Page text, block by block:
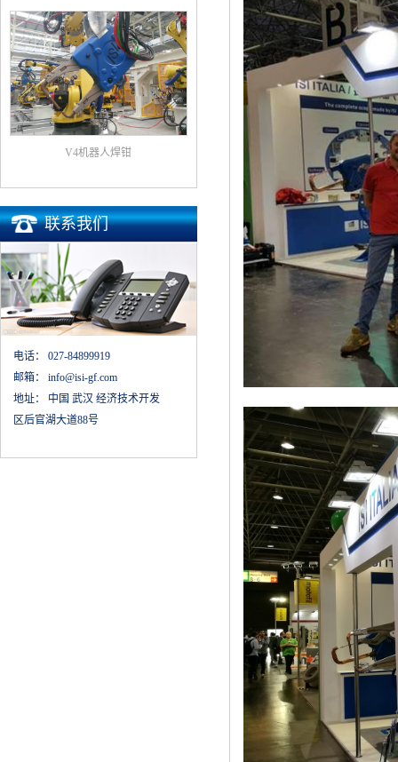
V4机器人焊钳
联系我们
电话： 027-84899919
邮箱： info@isi-gf.com
地址： 中国 武汉 经济技术开发
区后官湖大道88号